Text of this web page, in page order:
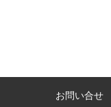
お問い合せ